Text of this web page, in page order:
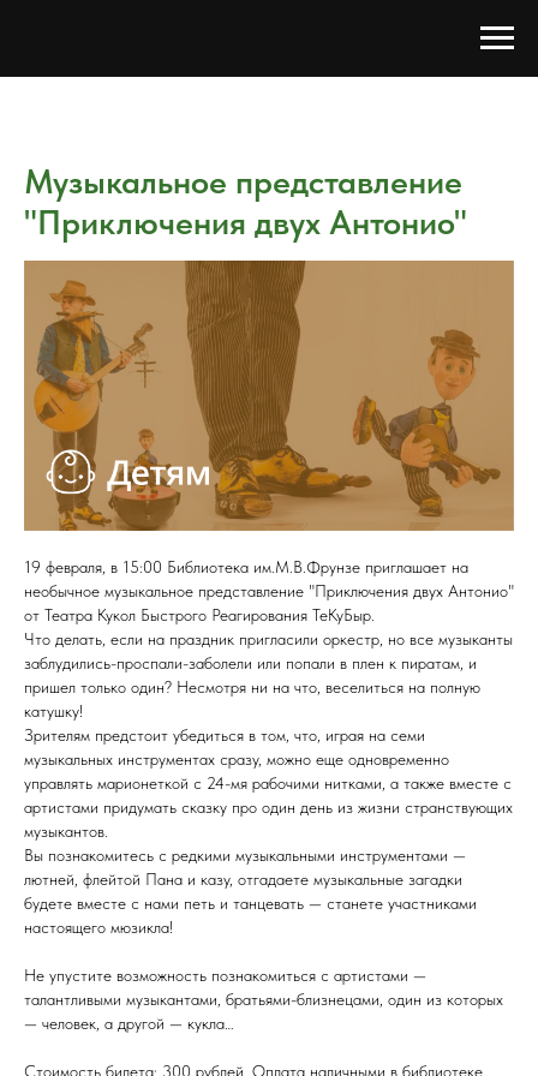
Музыкальное представление
"Приключения двух Антонио"
19 февраля, в 15:00 Библиотека им.М.В.Фрунзе приглашает на
необычное музыкальное представление "Приключения двух Антонио"
от Театра Кукол Быстрого Реагирования ТеКуБыр.
Что делать, если на праздник пригласили оркестр, но все музыканты
заблудились-проспали-заболели или попали в плен к пиратам, и
пришел только один? Несмотря ни на что, веселиться на полную
катушку!
Зрителям предстоит убедиться в том, что, играя на семи
музыкальных инструментах сразу, можно еще одновременно
управлять марионеткой с 24-мя рабочими нитками, а также вместе с
артистами придумать сказку про один день из жизни странствующих
музыкантов.
Вы познакомитесь с редкими музыкальными инструментами —
лютней, флейтой Пана и казу, отгадаете музыкальные загадки
будете вместе с нами петь и танцевать — станете участниками
настоящего мюзикла!
Не упустите возможность познакомиться с артистами —
талантливыми музыкантами, братьями-близнецами, один из которых
— человек, а другой — кукла…
Стоимость билета: 300 рублей. Оплата наличными в библиотеке.